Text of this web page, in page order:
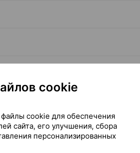
cookie
cookie для обеспечения
сайта, его улучшения, сбора
персонализированных